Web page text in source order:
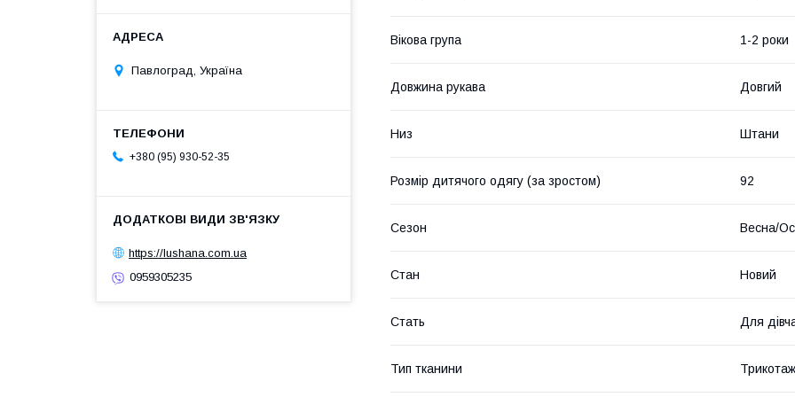
Вікова група 1-2 роки
Довжина рукава Довгий
Низ Штани
Розмір дитячого одягу (за зростом) 92
Сезон Весна/
Стан Новий
Стать Для
Тип тканини Трикотаж
Павлоград, Україна
+380 (95) 930-52-35
https://lushana.com.ua
0959305235